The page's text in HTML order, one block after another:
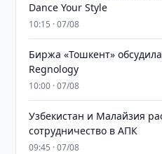
Dance Your Style
10:15 · 07/08
Биржа «Тошкент»
Regnology
10:00 · 07/08
Узбекистан и Малайзия
сотрудничество в АПК
09:45 · 07/08